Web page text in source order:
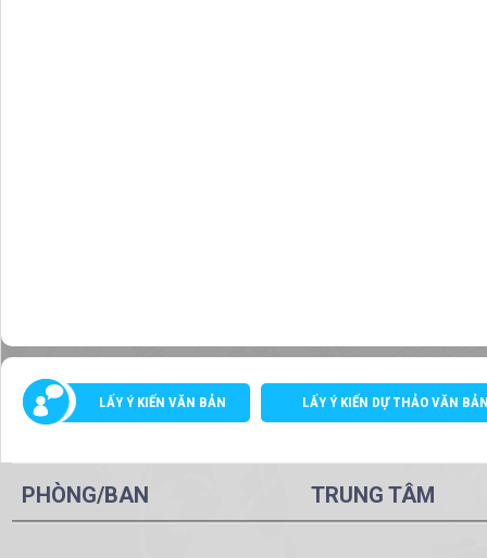
LẤY Ý KIẾN VĂN BẢN LẤY Ý KIẾN DỰ THẢO VĂN
PHÒNG/BAN TRUNG TÂM